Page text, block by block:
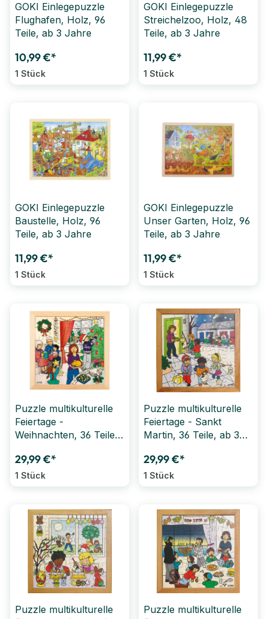
GOKI Einlegepuzzle
Flughafen, Holz, 96
Teile, ab 3 Jahre
10,99 €*
1 Stück
GOKI Einlegepuzzle
Streichelzoo, Holz, 48
Teile, ab 3 Jahre
11,99 €*
1 Stück
GOKI Einlegepuzzle
Baustelle, Holz, 96
Teile, ab 3 Jahre
11,99 €*
1 Stück
GOKI Einlegepuzzle
Unser Garten, Holz, 96
Teile, ab 3 Jahre
11,99 €*
1 Stück
Puzzle multikulturelle
Feiertage -
Weihnachten, 36 Teile,
29,99 €*
1 Stück
Puzzle multikulturelle
Feiertage - Sankt
Martin, 36 Teile, ab 3
29,99 €*
1 Stück
Puzzle multikulturelle
Puzzle multikulturelle